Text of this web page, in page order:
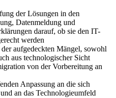
der Lösungen in den
Datenmeldung und
darauf, ob sie den IT-
werden
aufgedeckten Mängel, sowohl
aus technologischer Sicht
von der Vorbereitung an
Anpassung an die sich
an das Technologieumfeld